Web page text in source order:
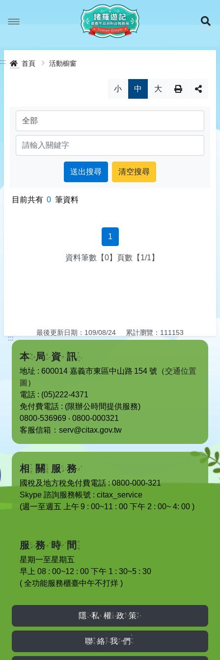
主
認識我們
業務執掌
位置地圖
作品欣賞
宣導動畫
使用牌照稅
土地增值稅
房屋稅
契稅
回首頁
回中文版
::: 首頁 活動櫥窗
小 中 大
目前共有 0 筆資料
1
資料筆數 【0】 頁數 【 1/1 】
最後更新日期 ： 109/08/24 累計瀏覽 ： 111153
:::
本ㄅ
ㄣ ˇ局 ㄐ
ㄩ ˊ資 ㄗ 訊ㄒ
ㄩ
ㄣˋ
地址 : 600014 嘉義市東區中山路 154 號 （交通位置
圖 ）
電話 : (05)222-4371
免付費電話 : (限辦公時間提供服務)
0800-536969 ‧ 0800-000321
客服信箱 ： serv@citax.gov.tw
相 ㄒ
ㄧ
ㄤ 關 ㄍ
ㄨ
ㄢ 服 ㄈ
ㄨ ˊ務 ㄨ
ˋ
國稅及地方稅免付費電話 : 0800-000-321
Skype 諮詢服務帳號 : citax_service
(週一至週五 上午9 : 00~11 : 00 下午 2 : 00~ 4: 00 )
服 ㄈ
ㄨ ˊ務 ㄨ
ˋ時 ㄕ
ˊ間 ㄐ
ㄧ
ㄢ
星期一至星期五
早上 08 : 00~12 : 00 下午 1 : 30~5 : 30
( 全功能服務櫃臺中午不打烊 )
隱 ㄧ
ㄣ ˇ私 ㄙ 權 ㄑ
ㄩ
ㄢˊ政 ㄓ
ㄥ ˋ策ㄘ
ㄜ ˋ
聯ㄌ
ㄧ
ㄢˊ絡 ㄌ
ㄨ
ㄛ ˋ我ㄨ
ㄛˇ們 ㄇ
ㄣ
˙